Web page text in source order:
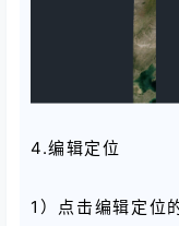
4.编辑定位
1）点击编辑定位